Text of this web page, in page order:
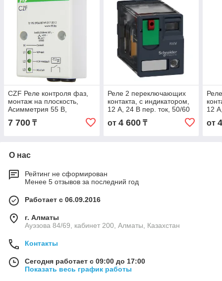
CZF Реле контроля фаз,
монтаж на плоскость,
Асимметрия 55 В,
задержка отключения 3-5
с, контакт 1Z.
7 700 ₸
Реле 2 переключающих
контакта, с индикатором,
12 А, 24 В пер. ток, 50/60
от 4 600₸
12
от
О нас
Рейтинг не сформирован
Менее 5 отзывов за последний год
Работает с 06.09.2016
г. Алматы
Ауэзова 84/69, кабинет 200, Алматы, Казахстан
Контакты
Сегодня работает с 09:00 до 17:00
Показать весь график работы